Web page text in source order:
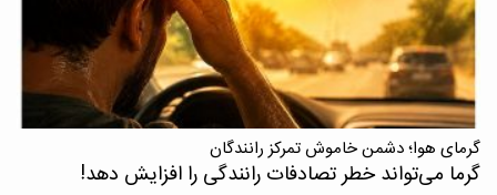
گرمای هوا؛ دشمن خاموش تمرکز رانندگان
گرما می‌تواند خطر تصادفات رانندگی را افزایش دهد!